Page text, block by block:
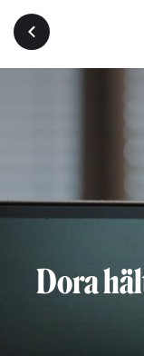
Direkt zum Inhalt
Dora